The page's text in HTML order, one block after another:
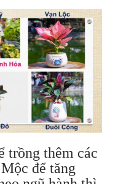
trồng thêm các
để tăng